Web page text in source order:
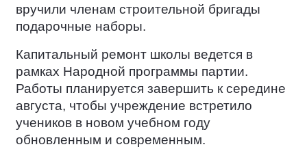
вручили членам строительной бригады
подарочные наборы.
Капитальный ремонт школы ведется в
рамках Народной программы партии.
Работы планируется завершить к середине
августа, чтобы учреждение встретило
учеников в новом учебном году
обновленным и современным.